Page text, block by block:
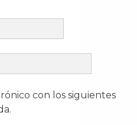
con los siguientes